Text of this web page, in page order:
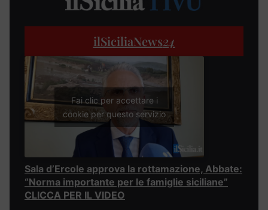
ilSiciliaNews24
Fai clic per accettare i
cookie per questo servizio
Sala d’Ercole approva la rottamazione, Abbate:
“Norma importante per le famiglie siciliane”
CLICCA PER IL VIDEO